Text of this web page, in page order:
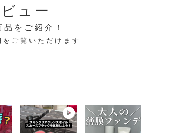
クレンジング
化粧水
美容液・クリーム
アイメイク
フェイスカラー
メイクグッズ
ダイエットシリーズ
ベーシックシリーズ
全商品一覧
贈れるeギフト
ュー
をご紹介！
ご覧いただけます